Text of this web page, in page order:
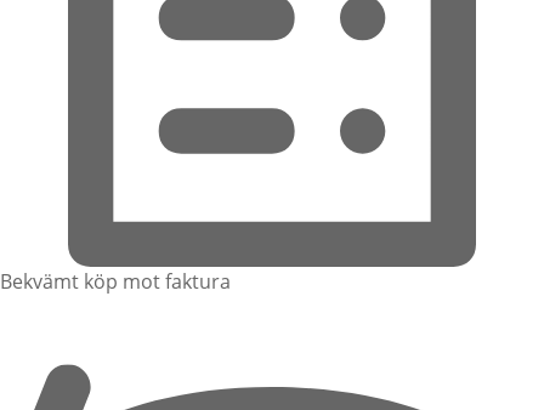
Bekvämt köp mot faktura